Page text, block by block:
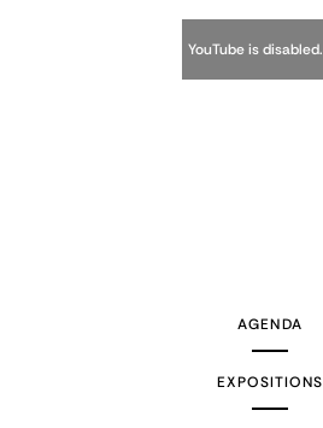
YouTube is disabled.
AGENDA
EXPOSITIONS